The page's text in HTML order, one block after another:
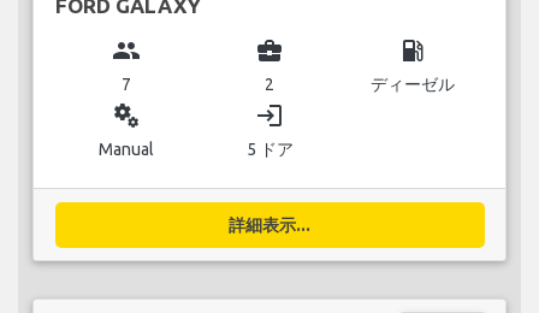
FORD GALAXY
group
7
business_center
2
local_gas_station
ディーゼル
miscellaneous_services
Manual
login
5 ドア
詳細表示...